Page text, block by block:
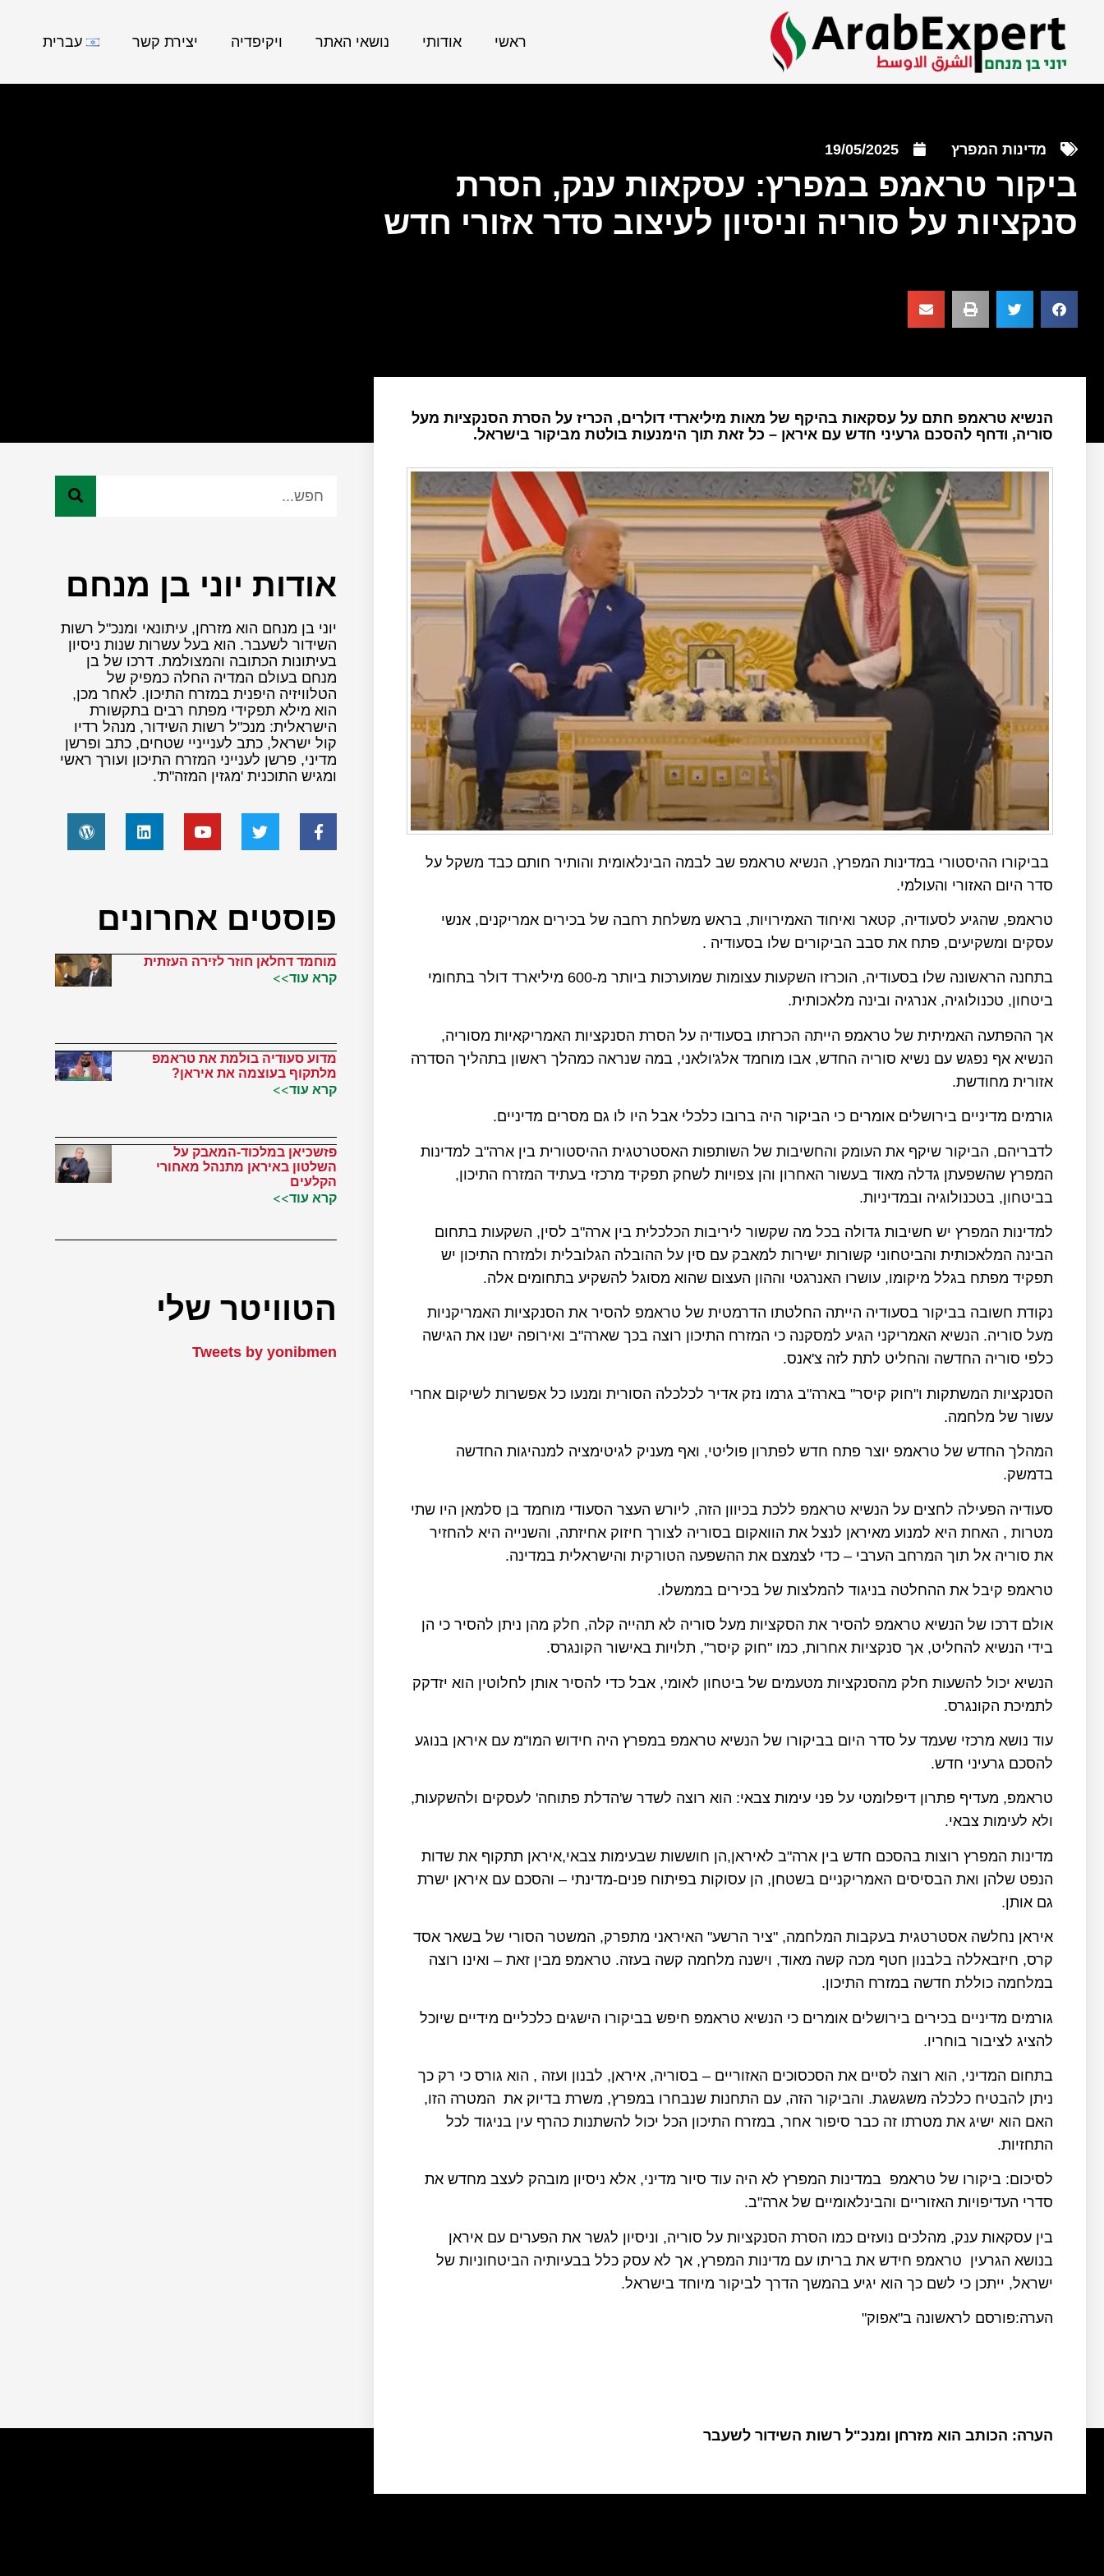
ראשי אודותי נושאי האתר ויקיפדיה יצירת קשר עברית
מדינות המפרץ 19/05/2025
ביקור טראמפ במפרץ: עסקאות ענק, הסרת
סנקציות על סוריה וניסיון לעיצוב סדר אזורי חדש
הנשיא טראמפ חתם על עסקאות בהיקף של מאות מיליארדי דולרים, הכריז על הסרת הסנקציות מעל
סוריה, ודחף להסכם גרעיני חדש עם איראן – כל זאת תוך הימנעות בולטת מביקור בישראל.
בביקורו ההיסטורי במדינות המפרץ, הנשיא טראמפ שב לבמה הבינלאומית והותיר חותם כבד משקל על
סדר היום האזורי והעולמי.
טראמפ, שהגיע לסעודיה, קטאר ואיחוד האמירויות, בראש משלחת רחבה של בכירים אמריקנים, אנשי
עסקים ומשקיעים, פתח את סבב הביקורים שלו בסעודיה .
בתחנה הראשונה שלו בסעודיה, הוכרזו השקעות עצומות שמוערכות ביותר מ-600 מיליארד דולר בתחומי
ביטחון, טכנולוגיה, אנרגיה ובינה מלאכותית.
אך ההפתעה האמיתית של טראמפ הייתה הכרזתו בסעודיה על הסרת הסנקציות האמריקאיות מסוריה,
הנשיא אף נפגש עם נשיא סוריה החדש, אבו מוחמד אלג'ולאני, במה שנראה כמהלך ראשון בתהליך הסדרה
אזורית מחודשת.
גורמים מדיניים בירושלים אומרים כי הביקור היה ברובו כלכלי אבל היו לו גם מסרים מדיניים.
לדבריהם, הביקור שיקף את העומק והחשיבות של השותפות האסטרטגית ההיסטורית בין ארה"ב למדינות
המפרץ שהשפעתן גדלה מאוד בעשור האחרון והן צפויות לשחק תפקיד מרכזי בעתיד המזרח התיכון,
בביטחון, בטכנולוגיה ובמדיניות.
למדינות המפרץ יש חשיבות גדולה בכל מה שקשור ליריבות הכלכלית בין ארה"ב לסין, השקעות בתחום
הבינה המלאכותית והביטחוני קשורות ישירות למאבק עם סין על ההובלה הגלובלית ולמזרח התיכון יש
תפקיד מפתח בגלל מיקומו, עושרו האנרגטי וההון העצום שהוא מסוגל להשקיע בתחומים אלה.
נקודת חשובה בביקור בסעודיה הייתה החלטתו הדרמטית של טראמפ להסיר את הסנקציות האמריקניות
מעל סוריה. הנשיא האמריקני הגיע למסקנה כי המזרח התיכון רוצה בכך שארה"ב ואירופה ישנו את הגישה
כלפי סוריה החדשה והחליט לתת לזה צ'אנס.
הסנקציות המשתקות ו"חוק קיסר" בארה"ב גרמו נזק אדיר לכלכלה הסורית ומנעו כל אפשרות לשיקום אחרי
עשור של מלחמה.
המהלך החדש של טראמפ יוצר פתח חדש לפתרון פוליטי, ואף מעניק לגיטימציה למנהיגות החדשה
בדמשק.
סעודיה הפעילה לחצים על הנשיא טראמפ ללכת בכיוון הזה, ליורש העצר הסעודי מוחמד בן סלמאן היו שתי
מטרות , האחת היא למנוע מאיראן לנצל את הוואקום בסוריה לצורך חיזוק אחיזתה, והשנייה היא להחזיר
את סוריה אל תוך המרחב הערבי – כדי לצמצם את ההשפעה הטורקית והישראלית במדינה.
טראמפ קיבל את ההחלטה בניגוד להמלצות של בכירים בממשלו.
אולם דרכו של הנשיא טראמפ להסיר את הסקציות מעל סוריה לא תהייה קלה, חלק מהן ניתן להסיר כי הן
בידי הנשיא להחליט, אך סנקציות אחרות, כמו "חוק קיסר", תלויות באישור הקונגרס.
הנשיא יכול להשעות חלק מהסנקציות מטעמים של ביטחון לאומי, אבל כדי להסיר אותן לחלוטין הוא יזדקק
לתמיכת הקונגרס.
עוד נושא מרכזי שעמד על סדר היום בביקורו של הנשיא טראמפ במפרץ היה חידוש המו"מ עם איראן בנוגע
להסכם גרעיני חדש.
טראמפ, מעדיף פתרון דיפלומטי על פני עימות צבאי: הוא רוצה לשדר ש'הדלת פתוחה' לעסקים ולהשקעות,
ולא לעימות צבאי.
מדינות המפרץ רוצות בהסכם חדש בין ארה"ב לאיראן,הן חוששות שבעימות צבאי,איראן תתקוף את שדות
הנפט שלהן ואת הבסיסים האמריקניים בשטחן, הן עסוקות בפיתוח פנים-מדינתי – והסכם עם איראן ישרת
גם אותן.
איראן נחלשה אסטרטגית בעקבות המלחמה, "ציר הרשע" האיראני מתפרק, המשטר הסורי של בשאר אסד
קרס, חיזבאללה בלבנון חטף מכה קשה מאוד, וישנה מלחמה קשה בעזה. טראמפ מבין זאת – ואינו רוצה
במלחמה כוללת חדשה במזרח התיכון.
גורמים מדיניים בכירים בירושלים אומרים כי הנשיא טראמפ חיפש בביקורו הישגים כלכליים מידיים שיוכל
להציג לציבור בוחריו.
בתחום המדיני, הוא רוצה לסיים את הסכסוכים האזוריים – בסוריה, איראן, לבנון ועזה , הוא גורס כי רק כך
ניתן להבטיח כלכלה משגשגת. והביקור הזה, עם התחנות שנבחרו במפרץ, משרת בדיוק את המטרה הזו,
האם הוא ישיג את מטרתו זה כבר סיפור אחר, במזרח התיכון הכל יכול להשתנות כהרף עין בניגוד לכל
התחזיות.
לסיכום: ביקורו של טראמפ במדינות המפרץ לא היה עוד סיור מדיני, אלא ניסיון מובהק לעצב מחדש את
סדרי העדיפויות האזוריים והבינלאומיים של ארה"ב.
בין עסקאות ענק, מהלכים נועזים כמו הסרת הסנקציות על סוריה, וניסיון לגשר את הפערים עם איראן
בנושא הגרעין טראמפ חידש את בריתו עם מדינות המפרץ, אך לא עסק כלל בבעיותיה הביטחוניות של
ישראל, ייתכן כי לשם כך הוא יגיע בהמשך הדרך לביקור מיוחד בישראל.
הערה:פורסם לראשונה ב"אפוק"
הערה: הכותב הוא מזרחן ומנכ"ל רשות השידור לשעבר
אודות יוני בן מנחם
יוני בן מנחם הוא מזרחן, עיתונאי ומנכ"ל רשות
השידור לשעבר. הוא בעל עשרות שנות ניסיון
בעיתונות הכתובה והמצולמת. דרכו של בן
מנחם בעולם המדיה החלה כמפיק של
הטלוויזיה היפנית במזרח התיכון. לאחר מכן,
הוא מילא תפקידי מפתח רבים בתקשורת
הישראלית: מנכ"ל רשות השידור, מנהל רדיו
קול ישראל, כתב לענייניי שטחים, כתב ופרשן
מדיני, פרשן לענייני המזרח התיכון ועורך ראשי
ומגיש התוכנית 'מגזין המזה"ת'.
פוסטים אחרונים
מוחמד דחלאן חוזר לזירה העזתית
קרא עוד>>
מדוע סעודיה בולמת את טראמפ
מלתקוף בעוצמה את איראן?
קרא עוד>>
פזשכיאן במלכוד-המאבק על
השלטון באיראן מתנהל מאחורי
הקלעים
קרא עוד>>
הטוויטר שלי
Tweets by yonibmen